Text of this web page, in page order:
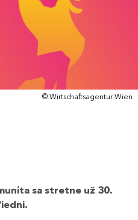
© Wirtschaftsagentur Wien
sa stretne už 30.